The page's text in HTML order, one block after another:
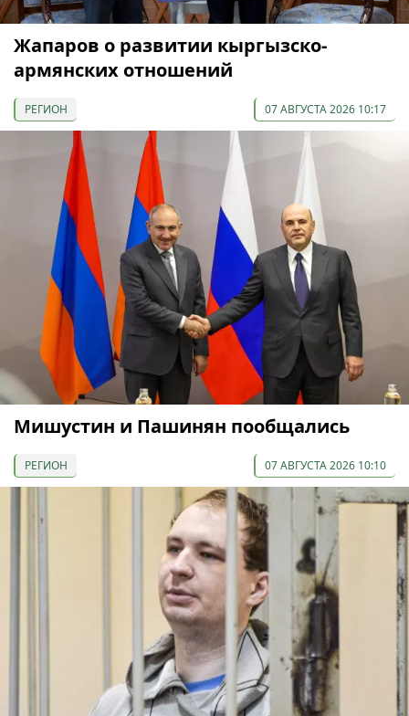
Жапаров о развитии кыргызско-
армянских отношений
РЕГИОН 07 АВГУСТА 2026 10:17
Мишустин и Пашинян пообщались
РЕГИОН 07 АВГУСТА 2026 10:10